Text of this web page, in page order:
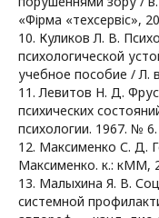
«Фірма «техсервіс»,
10. Куликов Л. В.
психологической
учебное пособие / Л.
11. Левитов Н. Д.
психических
психологии. 1967. № 6.
12. Максименко С. Д.
Максименко. к.: кММ,
13. Малыхина Я. В.
системной